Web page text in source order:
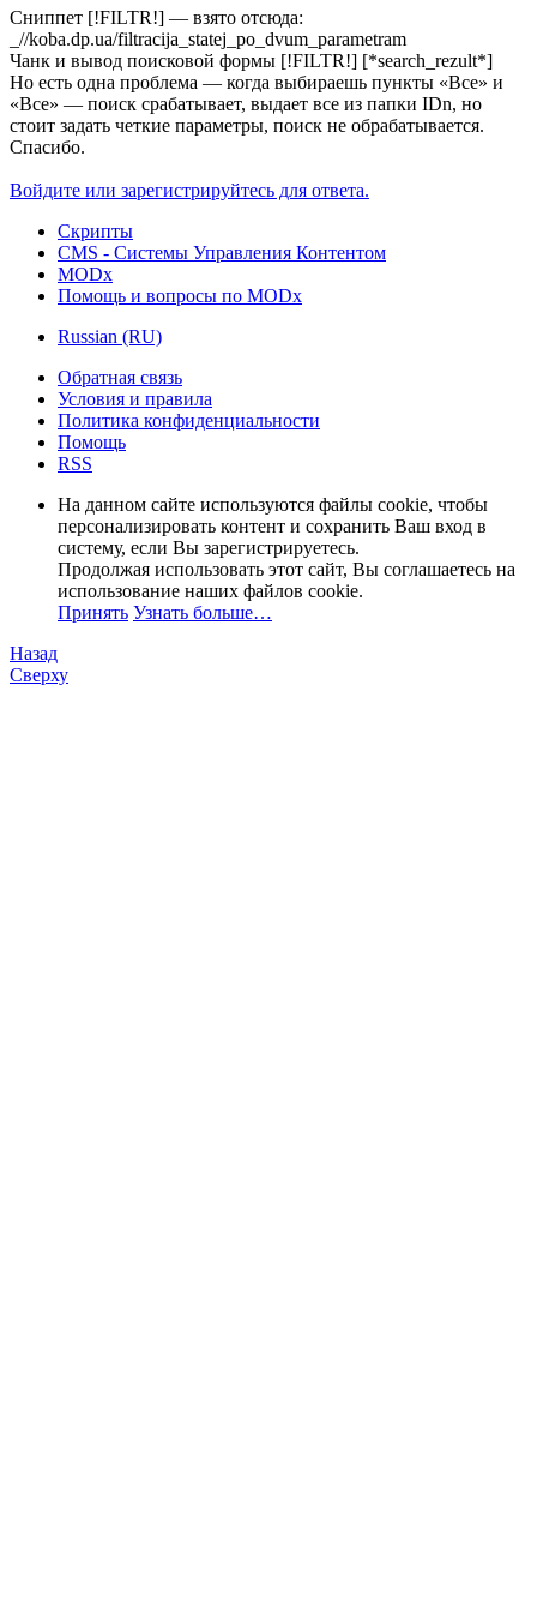
Сниппет [!FILTR!] — взято отсюда:
_//koba.dp.ua/filtracija_statej_po_dvum_parametram
Чанк и вывод поисковой формы [!FILTR!] [*search_rezult*]
Но есть одна проблема — когда выбираешь пункты «Все» и
«Все» — поиск срабатывает, выдает все из папки IDn, но
стоит задать четкие параметры, поиск не обрабатывается.
Спасибо.
Войдите или зарегистрируйтесь для ответа.
Скрипты
CMS - Системы Управления Контентом
MODx
Помощь и вопросы по MODx
Russian (RU)
Обратная связь
Условия и правила
Политика конфиденциальности
Помощь
RSS
На данном сайте используются файлы cookie, чтобы
персонализировать контент и сохранить Ваш вход в
систему, если Вы зарегистрируетесь.
Продолжая использовать этот сайт, Вы соглашаетесь на
использование наших файлов cookie.
Принять Узнать больше…
Назад
Сверху